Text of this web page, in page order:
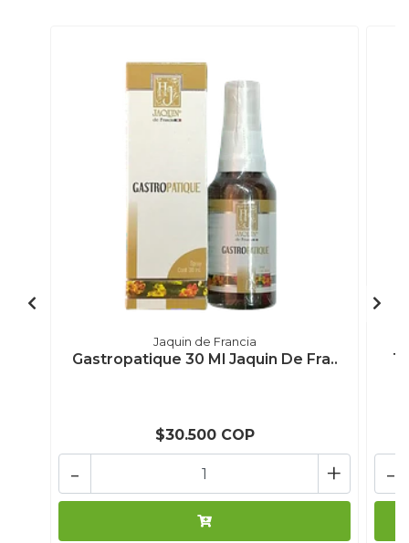
Jaquin de Francia
Gastropatique 30 Ml Jaquin De Fra..
$30.500 COP
+
- -